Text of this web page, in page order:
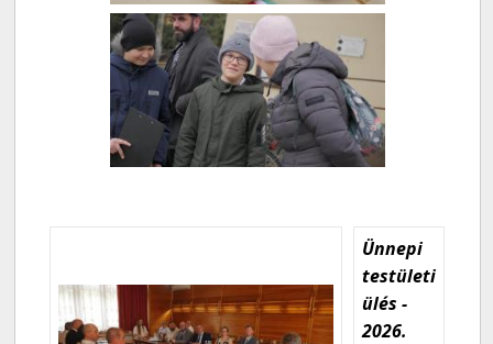
Ünnepi
testületi
ülés -
2026.